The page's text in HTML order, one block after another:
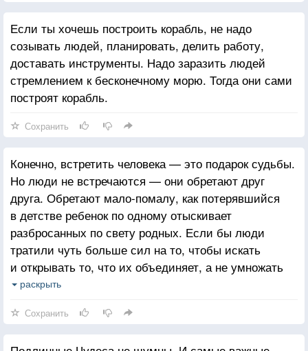
Если ты хочешь построить корабль, не надо
созывать людей, планировать, делить работу,
доставать инструменты. Надо заразить людей
стремлением к бесконечному морю. Тогда они сами
построят корабль.
Сохранить
Конечно, встретить человека — это подарок судьбы.
Но люди не встречаются — они обретают друг
друга. Обретают мало-помалу, как потерявшийся
в детстве ребенок по одному отыскивает
разбросанных по свету родных. Если бы люди
тратили чуть больше сил на то, чтобы искать
и открывать то, что их объединяет, а не умножать
то, что их разделяет, — быть может, нам
раскрыть
Сохранить